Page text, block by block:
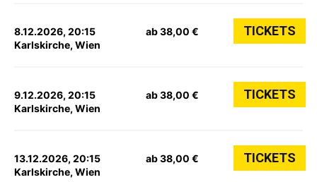
8.12.2026, 20:15
Karlskirche, Wien
ab 38,00 € TICKETS
9.12.2026, 20:15
Karlskirche, Wien
ab 38,00 € TICKETS
13.12.2026, 20:15
Karlskirche, Wien
ab 38,00 € TICKETS